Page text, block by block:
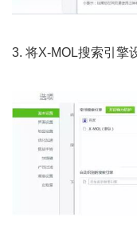
3. 将X-MOL搜索引擎